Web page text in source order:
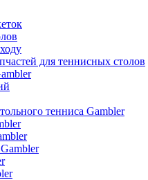
для теннисных столов
тенниса Gambler